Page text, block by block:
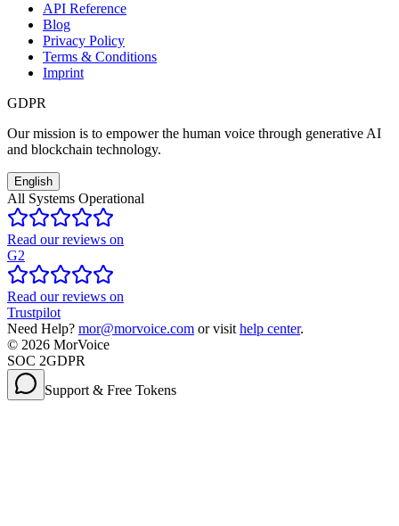
API Reference
Blog
Privacy Policy
Terms & Conditions
Imprint
GDPR
Our mission is to empower the human voice through generative AI
and blockchain technology.
English
All Systems Operational
Read our reviews on
G2
Read our reviews on
Trustpilot
Need Help? mor@morvoice.com or visit help center.
© 2026 MorVoice
SOC 2GDPR
Support & Free Tokens